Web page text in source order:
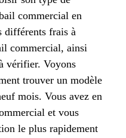
commercial en
différents frais à
commercial, ainsi
vérifier. Voyons
trouver un modèle
mois. Vous avez en
et vous
le plus rapidement